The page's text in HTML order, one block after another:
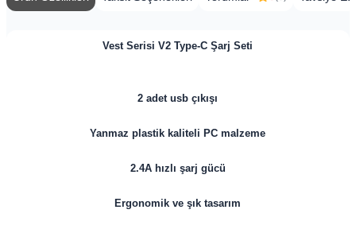
Vest Serisi V2 Type-C Şarj Seti
2 adet usb çıkışı
Yanmaz plastik kaliteli PC malzeme
2.4A hızlı şarj gücü
Ergonomik ve şık tasarım